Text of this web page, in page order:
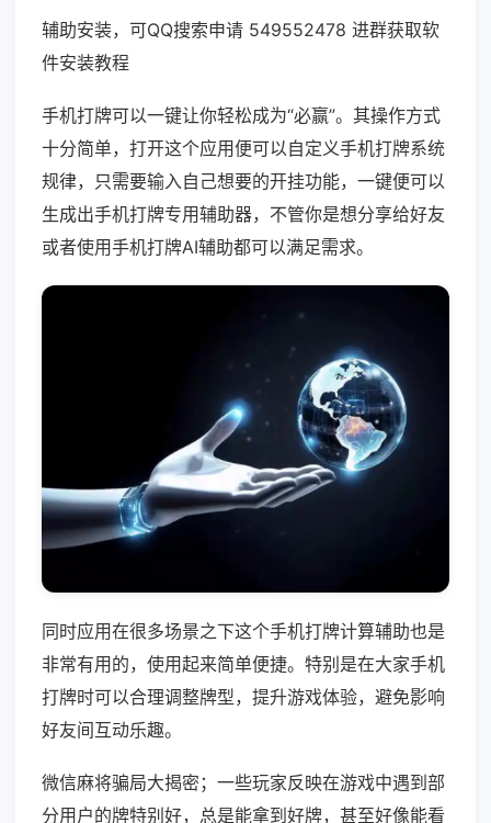
辅助安装，可QQ搜索申请 549552478 进群获取软
件安装教程
手机打牌可以一键让你轻松成为“必赢”。其操作方式
十分简单，打开这个应用便可以自定义手机打牌系统
规律，只需要输入自己想要的开挂功能，一键便可以
生成出手机打牌专用辅助器，不管你是想分享给好友
或者使用手机打牌AI辅助都可以满足需求。
同时应用在很多场景之下这个手机打牌计算辅助也是
非常有用的，使用起来简单便捷。特别是在大家手机
打牌时可以合理调整牌型，提升游戏体验，避免影响
好友间互动乐趣。
微信麻将骗局大揭密；一些玩家反映在游戏中遇到部
分用户的牌特别好，总是能拿到好牌，甚至好像能看